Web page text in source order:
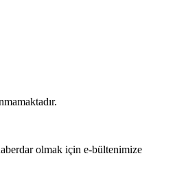
olmak için e-bültenimize